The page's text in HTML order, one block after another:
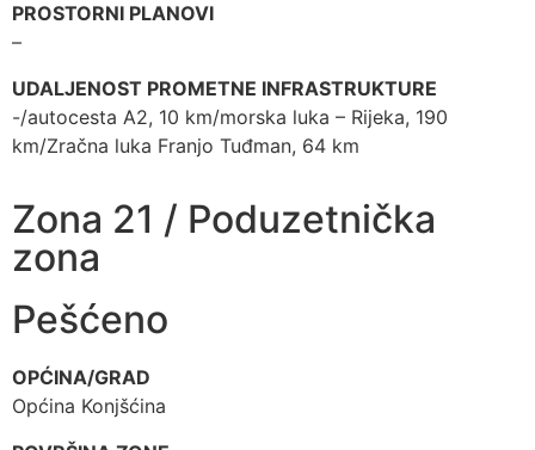
PROSTORNI PLANOVI
–
UDALJENOST PROMETNE INFRASTRUKTURE
-/autocesta A2, 10 km/morska luka – Rijeka, 190
km/Zračna luka Franjo Tuđman, 64 km
Zona 21 / Poduzetnička
zona
Pešćeno
OPĆINA/GRAD
Općina Konjšćina